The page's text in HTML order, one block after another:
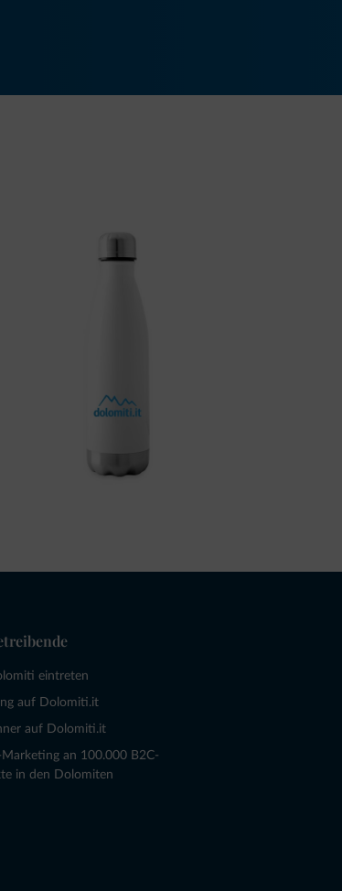
eintreten
auf Dolomiti.it
auf Dolomiti.it
Marketing an 100.000 B2C-
in den Dolomiten